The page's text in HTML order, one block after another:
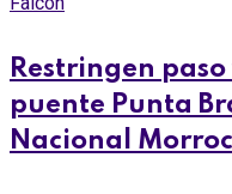
Restringen
puente Punta
Nacional